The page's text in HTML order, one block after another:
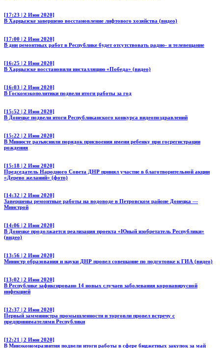
[17:23 | 2 Июн 2020]
В Харцызске завершено восстановление лифтового хозяйства (видео)
[17:00 | 2 Июн 2020]
В дни ремонтных работ в Республике будет отсутствовать радио- и телевещание
[16:25 | 2 Июн 2020]
В Харцызске восстановили инсталляцию «Победа» (видео)
[16:03 | 2 Июн 2020]
В Госкомэкополитики подвели итоги работы за год
[15:52 | 2 Июн 2020]
В Донецке подвели итоги Республиканского конкурса видеопоздравлений
[15:22 | 2 Июн 2020]
В Минюсте разъяснили порядок присвоения имени ребенку при госрегистрации
рождения
[15:18 | 2 Июн 2020]
Председатель Народного Совета ДНР принял участие в благотворительной акции
«Дерево желаний» (фото)
[14:32 | 2 Июн 2020]
Завершены ремонтные работы на водоводе в Петровском районе Донецка —
Минстрой
[14:06 | 2 Июн 2020]
В Донецке продолжается реализация проекта «Юный изобретатель Республики»
(видео)
[13:56 | 2 Июн 2020]
Министр образования и науки ДНР провел совещание по подготовке к ГИА (видео)
[13:02 | 2 Июн 2020]
В Республике зафиксировано 14 новых случаев заболевания коронавирусной
инфекцией
[12:37 | 2 Июн 2020]
Первый замминистра промышленности и торговли провел встречу с
предпринимателями Республики
[12:21 | 2 Июн 2020]
В Минэкономразвития подвели итоги работы в сфере бюджетных закупок за май